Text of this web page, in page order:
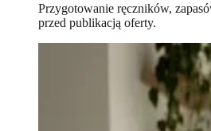
Przygotowanie ręczników,
przed publikacją oferty.